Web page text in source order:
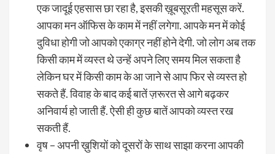
एक जादूई एहसास छा रहा है, इसकी ख़ूबसूरती महसूस करें.
आपका मन ऑफिस के काम में नहीं लगेगा. आपके मन में कोई
दुविधा होगी जो आपको एकाग्र नहीं होने देगी. जो लोग अब तक
किसी काम में व्यस्त थे उन्हें अपने लिए समय मिल सकता है
लेकिन घर में किसी काम के आ जाने से आप फिर से व्यस्त हो
सकते हैं. विवाह के बाद कई बातें ज़रूरत से आगे बढ़कर
अनिवार्य हो जाती हैं. ऐसी ही कुछ बातें आपको व्यस्त रख
सकती हैं.
वृष – अपनी ख़ुशियों को दूसरों के साथ साझा करना आपकी